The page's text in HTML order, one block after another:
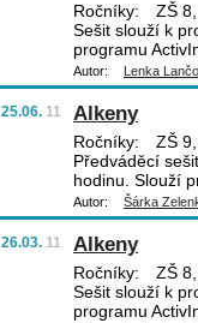
Ročníky:
ZŠ
Sešit slouží k
programu
Autor: Lenka
25.06. 11 Alkeny
Ročníky:
ZŠ 9,
Předváděcí
hodinu. Slouží
Autor: Šárka
26.03. 11 Alkeny
Ročníky:
ZŠ
Sešit slouží k
programu